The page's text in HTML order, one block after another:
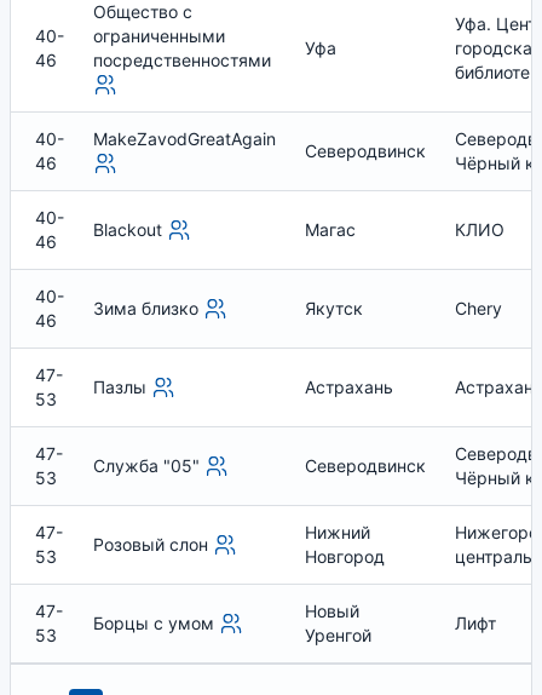
40-
46
Общество с
ограниченными
посредственностями
Уфа
Уфа.
городская
40-
46
MakeZavodGreatAgain
Северодвинск
Чёрный
40-
46
Blackout Магас КЛИО
40-
46
Зима близко Якутск Chery
47-
53
Пазлы Астрахань Астрахань
47-
53
Служба "05" Северодвинск
Чёрный
47-
53
Розовый слон
Нижний
Новгород
47-
53
Борцы с умом
Новый
Уренгой
Лифт